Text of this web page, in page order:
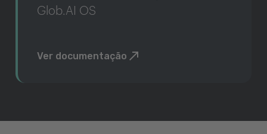
Glob.AI OS
Ver documentação